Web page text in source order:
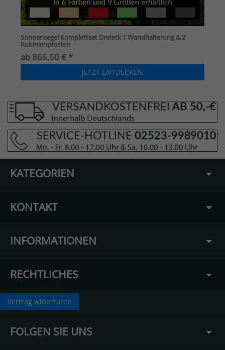
Sonnensegel Komplettset Dreieck 1 Wandhalterung & 2
Robinienpfosten
ab 866,50 € *
JETZT ENTDECKEN
KATEGORIEN
KONTAKT
INFORMATIONEN
RECHTLICHES
Vertrag widerrufen
FOLGEN SIE UNS